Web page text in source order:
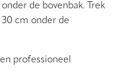
de bovenbak. Trek
cm onder de
professioneel